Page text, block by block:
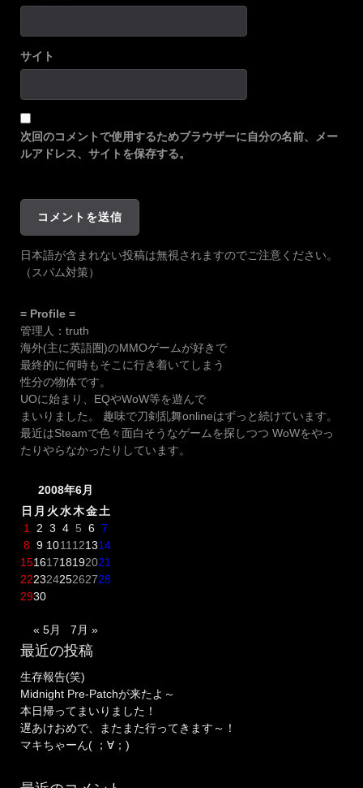
サイト
次回のコメントで使用するためブラウザーに自分の名前、メー
ルアドレス、サイトを保存する。
日本語が含まれない投稿は無視されますのでご注意ください。
（スパム対策）
= Profile =
管理人：truth
海外(主に英語圏)のMMOゲームが好きで
最終的に何時もそこに行き着いてしまう
性分の物体です。
UOに始まり、EQやWoW等を遊んで
まいりました。 趣味で刀剣乱舞onlineはずっと続けています。
最近はSteamで色々面白そうなゲームを探しつつ WoWをやっ
たりやらなかったりしています。
2008年6月
日 月 火水木金土
1
2 3 4 5 6 7
8 9 1011 121314
15161718192021
22232425262728
2930
« 5月 7月 »
最近の投稿
生存報告(笑)
Midnight Pre-Patchが来たよ～
本日帰ってまいりました！
遅あけおめで、またまた行ってきます～！
マキちゃーん( ；∀；)